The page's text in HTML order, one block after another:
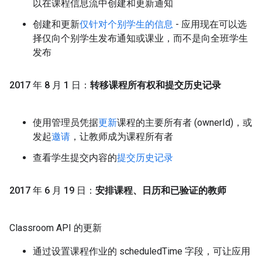
以在课程信息流中创建和更新通知
创建和更新仅针对个别学生的信息 - 应用现在可以选
择仅向个别学生发布通知或课业，而不是向全班学生
发布
2017 年 8 月 1 日： 转移课程所有权和提交历史记录
使用管理员凭据更新课程的主要所有者 (ownerId)，或
发起邀请 ，让教师成为课程所有者
查看学生提交内容的提交历史记录
2017 年 6 月 19 日： 安排课程、日历和已验证的教师
Classroom API 的更新
通过设置课程作业的 scheduledTime 字段，可让应用